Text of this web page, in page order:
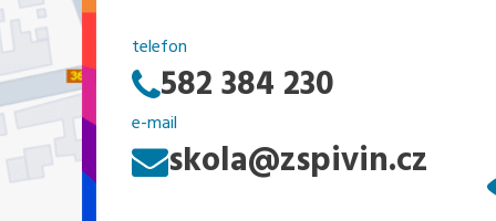
telefon
582 384 230
e-mail
skola@zspivin.cz